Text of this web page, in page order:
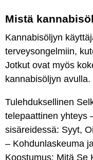
Mistä
Kannabisöljyn
terveysongelmiin,
Jotkut ovat myös
kannabisöljyn avulla.
Tulehduksellinen
telepaattinen yhteys
sisäreidessä: Syyt,
– Kohdunlaskeuma
Koostumus: Mitä Se